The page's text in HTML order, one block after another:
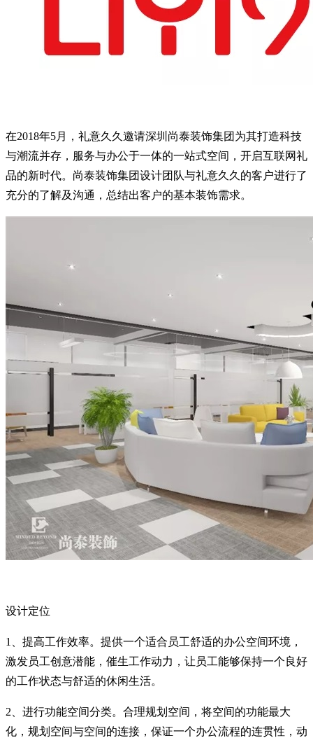
在2018年5月，礼意久久邀请深圳尚泰装饰集团为其打造科技
与潮流并存，服务与办公于一体的一站式空间，开启互联网礼
品的新时代。 尚泰装饰集团设计团队与礼意久久的客户进行了
充分的了解及沟通，总结出客户的基本装饰需求。
设计定位
1、提高工作效率。提供一个适合员工舒适的办公空间环境，
激发员工创意潜能，催生工作动力，让员工能够保持一个良好
的工作状态与舒适的休闲生活。
2、进行功能空间分类。合理规划空间，将空间的功能最大
化，规划空间与空间的连接，保证一个办公流程的连贯性，动